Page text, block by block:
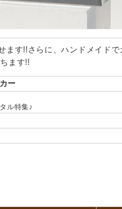
ます!!さらに、ハンドメイド
ます!!
ー
ル特集♪